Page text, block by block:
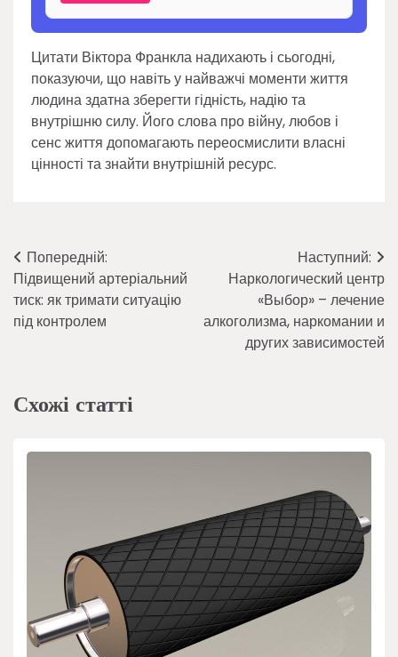
Цитати Віктора Франкла надихають і сьогодні,
показуючи, що навіть у найважчі моменти життя
людина здатна зберегти гідність, надію та
внутрішню силу. Його слова про війну, любов і
сенс життя допомагають переосмислити власні
цінності та знайти внутрішній ресурс.
Навігація
записів
Попередній:
Підвищений артеріальний
тиск: як тримати ситуацію
під контролем
Наступний:
Наркологический центр
«Выбор» – лечение
алкоголизма, наркомании и
других зависимостей
Схожі статті